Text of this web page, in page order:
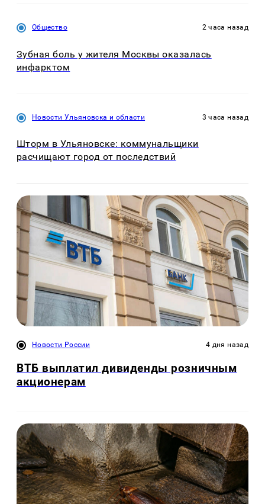
Общество 2 часа назад
Зубная боль у жителя Москвы оказалась
инфарктом
Новости Ульяновска и области 3 часа назад
Шторм в Ульяновске: коммунальщики
расчищают город от последствий
Новости России 4 дня назад
ВТБ выплатил дивиденды розничным
акционерам